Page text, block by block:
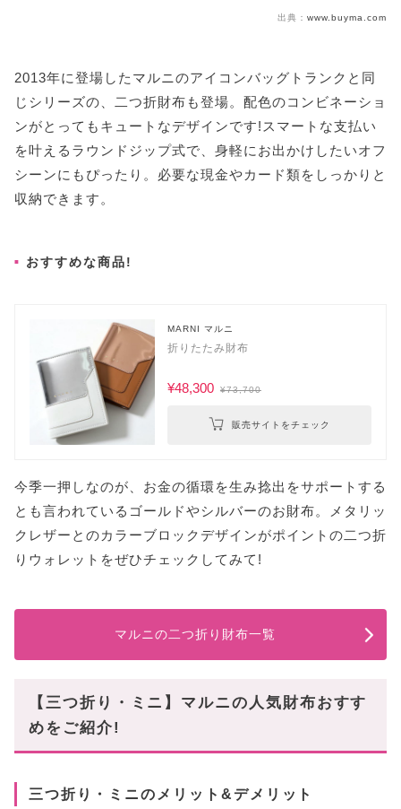
出典： www.buyma.com
2013年に登場したマルニのアイコンバッグトランクと同
じシリーズの、二つ折財布も登場。配色のコンビネーショ
ンがとってもキュートなデザインです!スマートな支払い
を叶えるラウンドジップ式で、身軽にお出かけしたいオフ
シーンにもぴったり。必要な現金やカード類をしっかりと
収納できます。
おすすめな商品!
MARNI マルニ
折りたたみ財布
¥48,300 ¥73,700
販売サイトをチェック
今季一押しなのが、お金の循環を生み捻出をサポートする
とも言われているゴールドやシルバーのお財布。メタリッ
クレザーとのカラーブロックデザインがポイントの二つ折
りウォレットをぜひチェックしてみて!
マルニの二つ折り財布一覧
【三つ折り・ミニ】マルニの人気財布おすす
めをご紹介!
三つ折り・ミニのメリット&デメリット